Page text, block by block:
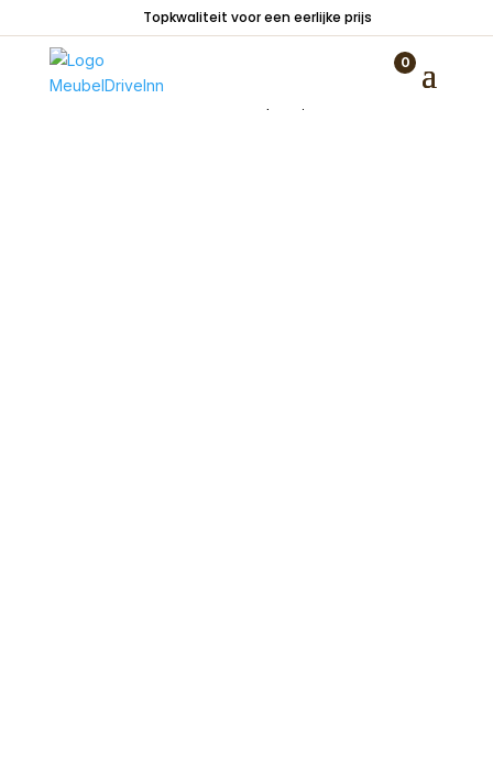
Topkwaliteit voor een eerlijke prijs
0